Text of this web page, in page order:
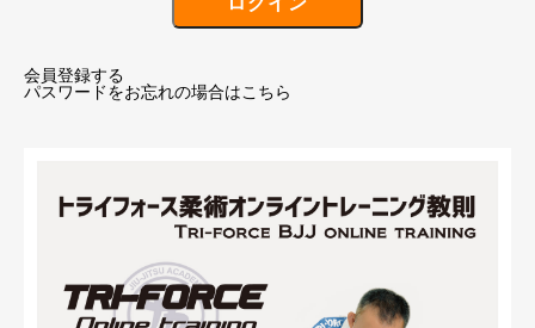
会員登録する
パスワードをお忘れの場合はこちら